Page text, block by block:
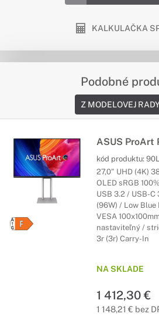
KALKULAČKA
Podobné
Z MODELOVEJ
ASUS ProArt
kód produktu:
27,0" UHD (4K)
OLED sRGB
USB 3.2 / USB-
(96W) / Low
VESA
nastaviteľný /
3r (3r) Carry-In
NA SKLADE
1 412,30 €
1 148,21 € bez